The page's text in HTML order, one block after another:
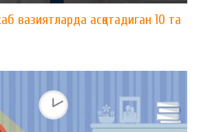
вазиятларда асқотадиган 10 та